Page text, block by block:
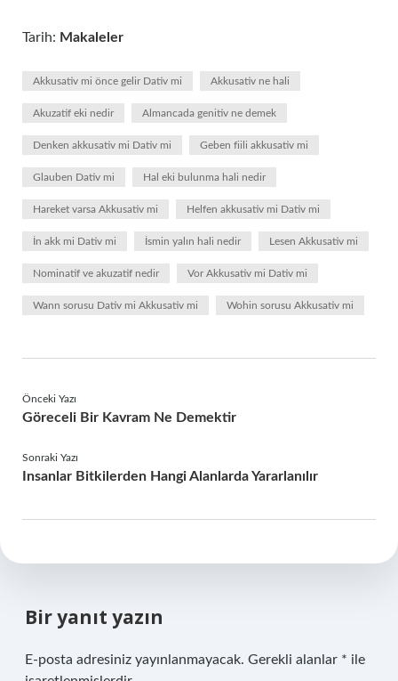
Tarih: Makaleler
Akkusativ mi önce gelir Dativ mi Akkusativ ne hali
Akuzatif eki nedir Almancada genitiv ne demek
Denken akkusativ mi Dativ mi Geben fiili akkusativ mi
Glauben Dativ mi Hal eki bulunma hali nedir
Hareket varsa Akkusativ mi Helfen akkusativ mi Dativ mi
İn akk mi Dativ mi İsmin yalın hali nedir Lesen Akkusativ mi
Nominatif ve akuzatif nedir Vor Akkusativ mi Dativ mi
Wann sorusu Dativ mi Akkusativ mi Wohin sorusu Akkusativ mi
Önceki Yazı
Göreceli Bir Kavram Ne Demektir
Sonraki Yazı
Insanlar Bitkilerden Hangi Alanlarda Yararlanılır
Bir yanıt yazın
E-posta adresiniz yayınlanmayacak. Gerekli alanlar * ile